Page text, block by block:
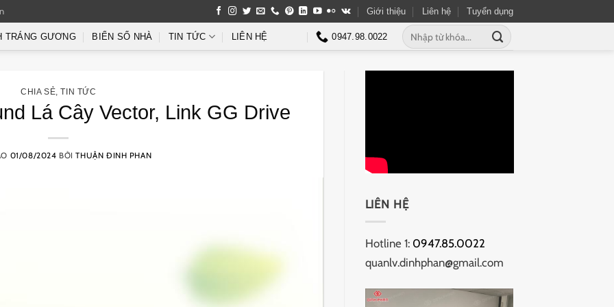
Giới thiệu Liên hệ Tuyển dụng
TRÁNG GƯƠNG BIỂN SỐ NHÀ TIN TỨC LIÊN HỆ 0947.98.0022
Tìm
kiếm:
CHIA SẺ ,TIN TỨC
Lá Cây Vector, Link GG Drive
01/08/2024 BỞITHUẬN ĐINH PHAN
LIÊN HỆ
Hotline 1: 0947.85.0022
quanlv.dinhphan@gmail.com